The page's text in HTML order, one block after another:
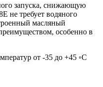
запуска, снижающую
не требует водяного
масляный
особенно в
от -35 до +45 ◦С